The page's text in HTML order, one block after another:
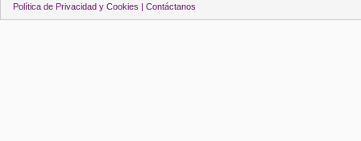
Política de Privacidad y Cookies | Contáctanos